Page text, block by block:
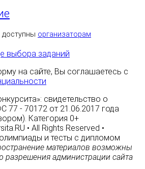
организаторам
выбора заданий
на сайте, Вы соглашаетесь с
свидетельство о
77 - 70172 от 21.06.2017 года
Категория 0+
• All Rights Reserved •
и тесты с дипломом
материалов возможны
разрешения администрации сайта